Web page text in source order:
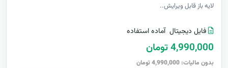
لایه باز قابل ویرایش..
فایل دیجیتال آماده استفاده
4,990,000 تومان
بدون مالیات: 4,990,000 تومان